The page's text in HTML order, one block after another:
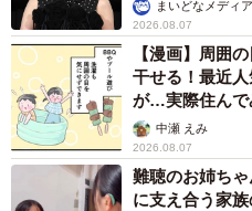
まいどなメディア
2026.08.07
【漫画】周囲
干せる！最近
が…実際住んで
中瀬 えみ
2026.08.07
難聴のお姉ち
に支え合う家